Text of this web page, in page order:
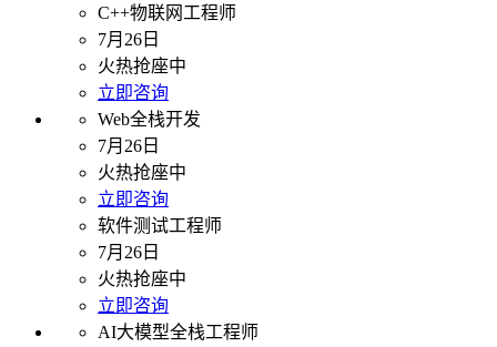
C++物联网工程师
7月26日
火热抢座中
立即咨询
Web全栈开发
7月26日
火热抢座中
立即咨询
软件测试工程师
7月26日
火热抢座中
立即咨询
AI大模型全栈工程师